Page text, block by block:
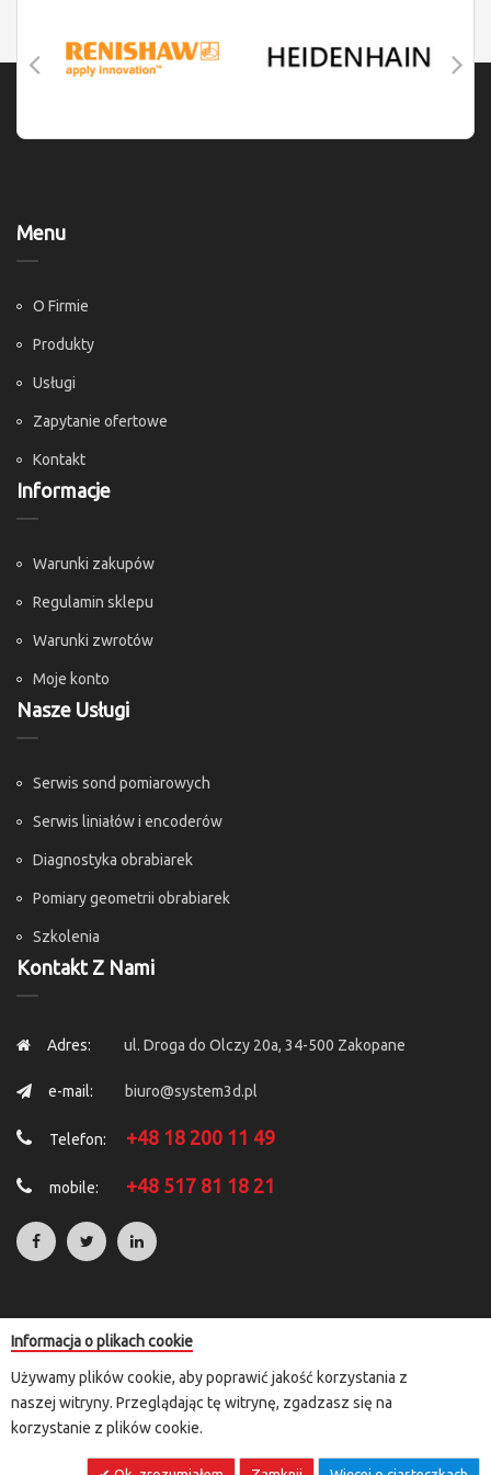
Menu
O Firmie
Produkty
Usługi
Zapytanie ofertowe
Kontakt
Informacje
Warunki zakupów
Regulamin sklepu
Warunki zwrotów
Moje konto
Nasze Usługi
Serwis sond pomiarowych
Serwis liniałów i encoderów
Diagnostyka obrabiarek
Pomiary geometrii obrabiarek
Szkolenia
Kontakt Z Nami
Adres: ul. Droga do Olczy 20a, 34-500 Zakopane
e-mail: biuro@system3d.pl
Telefon: +48 18 200 11 49
mobile: +48 517 81 18 21
Rozliczenia transakcji kartą płatniczą i e-przelewem przeprowadzane
są za pośrednictwem przelewy24.pl lub paypal
Informacja o plikach cookie
Używamy plików cookie, aby poprawić jakość korzystania z
naszej witryny. Przeglądając tę witrynę, zgadzasz się na
korzystanie z plików cookie.